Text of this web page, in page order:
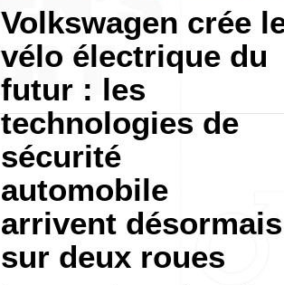
Volkswagen crée
vélo électrique du
futur : les
technologies de
sécurité
automobile
arrivent désormais
sur deux roues